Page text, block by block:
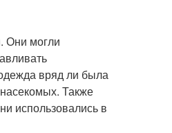
Они могли
вряд ли была
Также
использовались в